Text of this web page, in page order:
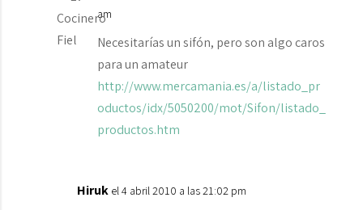
am
Necesitarías un sifón, pero son algo caros
para un amateur
http://www.mercamania.es/a/listado_pr
oductos/idx/5050200/mot/Sifon/listado_
productos.htm
Hiruk el 4 abril 2010 a las 21:02 pm